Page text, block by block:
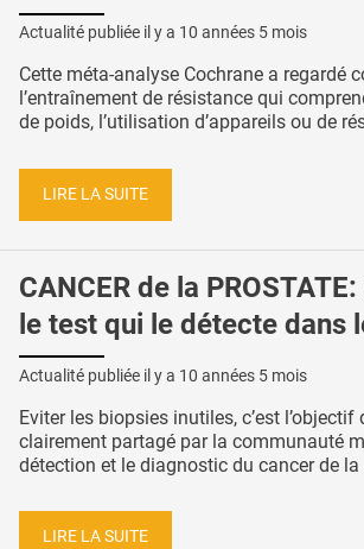
Actualité publiée il y a 10 années 5 mois
Cette méta-analyse Cochrane a regardé
l’entraînement de résistance qui
de poids, l’utilisation d’appareils ou de
LIRE LA SUITE
CANCER de la
le test qui le détecte dans
Actualité publiée il y a 10 années 5 mois
Eviter les biopsies inutiles, c’est
clairement partagé par la communauté
détection et le diagnostic du cancer de la
LIRE LA SUITE